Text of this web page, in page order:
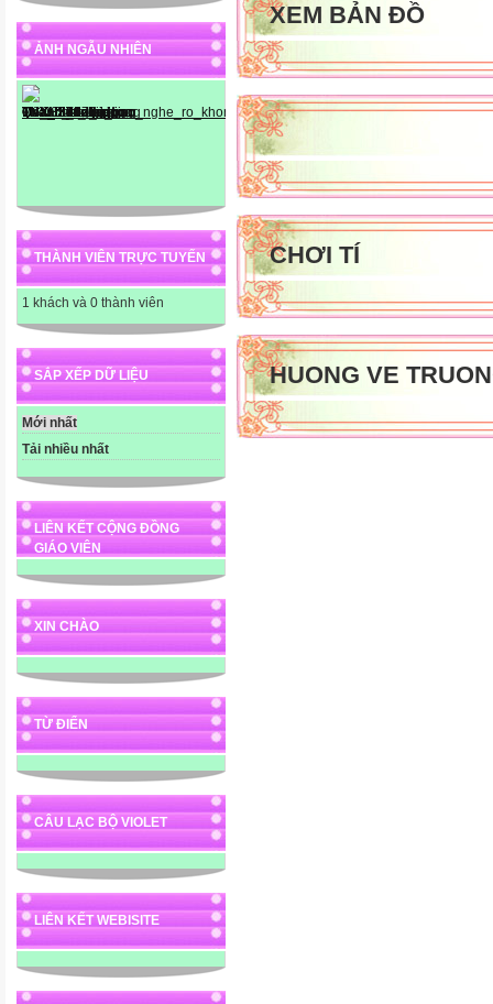
ẢNH NGẪU NHIÊN
THÀNH VIÊN TRỰC TUYẾN
1 khách và 0 thành viên
SẮP XẾP DỮ LIỆU
Mới nhất
Tải nhiều nhất
LIÊN KẾT CỘNG ĐỒNG
GIÁO VIÊN
XIN CHÀO
TỪ ĐIỂN
CÂU LẠC BỘ VIOLET
LIÊN KẾT WEBISITE
XEM BẢN ĐỒ
CHƠI TÍ
HUONG VE